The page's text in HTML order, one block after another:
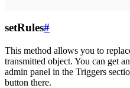
setRules#
This method allows you to
transmitted object. You can get
admin panel in the Triggers
button there.